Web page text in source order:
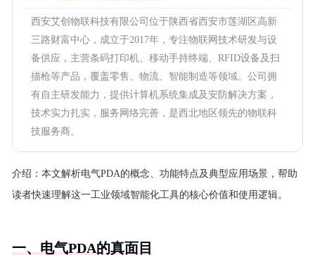
西安艾创物联科技有限公司位于陕西省西安市莲湖区高新
三路财富中心，成立于2017年，专注物联网技术研发与设
备供应，主营条码打印机、移动手持终端、RFID设备及扫
描枪等产品，覆盖零售、物流、智能制造等领域。公司拥
有自主研发能力，提供计算机系统集成及安防解决方案，
技术实力扎实，服务网络完善，是西北地区领先的物联科
技服务商。
介绍： 本文解析电气PDA的概念、功能特点及典型应用场景，帮助
读者快速理解这一工业领域智能化工具的核心价值和使用逻辑。
一、电气PDA的真面目